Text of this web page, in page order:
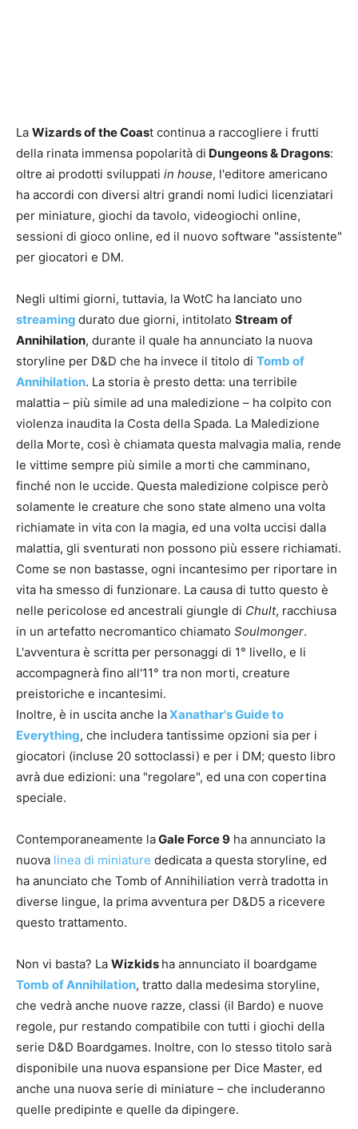
La Wizards of the Coast continua a raccogliere i frutti
della rinata immensa popolarità di Dungeons & Dragons:
oltre ai prodotti sviluppati in house, l'editore americano
ha accordi con diversi altri grandi nomi ludici licenziatari
per miniature, giochi da tavolo, videogiochi online,
sessioni di gioco online, ed il nuovo software "assistente"
per giocatori e DM.
Negli ultimi giorni, tuttavia, la WotC ha lanciato uno
streaming durato due giorni, intitolato Stream of
Annihilation, durante il quale ha annunciato la nuova
storyline per D&D che ha invece il titolo di Tomb of
Annihilation. La storia è presto detta: una terribile
malattia – più simile ad una maledizione – ha colpito con
violenza inaudita la Costa della Spada. La Maledizione
della Morte, così è chiamata questa malvagia malia, rende
le vittime sempre più simile a morti che camminano,
finché non le uccide. Questa maledizione colpisce però
solamente le creature che sono state almeno una volta
richiamate in vita con la magia, ed una volta uccisi dalla
malattia, gli sventurati non possono più essere richiamati.
Come se non bastasse, ogni incantesimo per riportare in
vita ha smesso di funzionare. La causa di tutto questo è
nelle pericolose ed ancestrali giungle di Chult, racchiusa
in un artefatto necromantico chiamato Soulmonger.
L'avventura è scritta per personaggi di 1° livello, e li
accompagnerà fino all'11° tra non morti, creature
preistoriche e incantesimi.
Inoltre, è in uscita anche laXanathar's Guide to
Everything, che includera tantissime opzioni sia per i
giocatori (incluse 20 sottoclassi) e per i DM; questo libro
avrà due edizioni: una "regolare", ed una con copertina
speciale.
Contemporaneamente laGale Force 9 ha annunciato la
nuova linea di miniature dedicata a questa storyline, ed
ha anunciato che Tomb of Annihiliation verrà tradotta in
diverse lingue, la prima avventura per D&D5 a ricevere
questo trattamento.
Non vi basta? La Wizkids ha annunciato il boardgame
Tomb of Annihilation, tratto dalla medesima storyline,
che vedrà anche nuove razze, classi (il Bardo) e nuove
regole, pur restando compatibile con tutti i giochi della
serie D&D Boardgames. Inoltre, con lo stesso titolo sarà
disponibile una nuova espansione per Dice Master, ed
anche una nuova serie di miniature – che includeranno
quelle predipinte e quelle da dipingere.